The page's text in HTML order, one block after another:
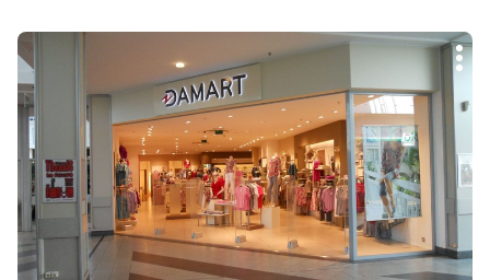
Damart
Antwerpen-
Centrum
Druk
op
de
ENTER
toets
voor
meer
info